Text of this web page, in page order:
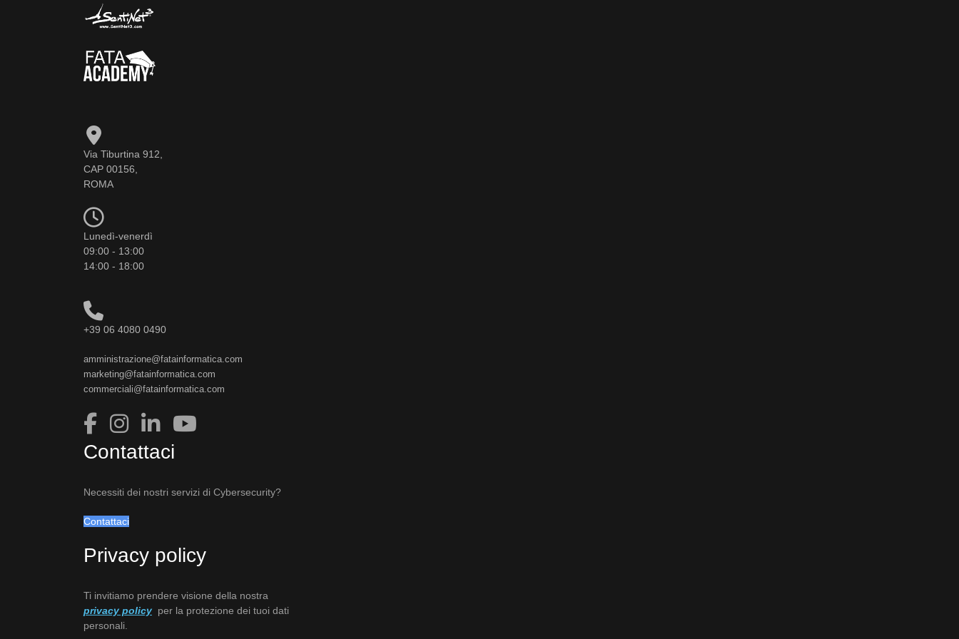
Via Tiburtina 912,
CAP 00156,
ROMA
Lunedì-venerdì
09:00 - 13:00
14:00 - 18:00
+39 06 4080 0490
amministrazione@fatainformatica.com
marketing@fatainformatica.com
commerciali@fatainformatica.com
Contattaci
Necessiti dei nostri servizi di Cybersecurity?
Contattaci
Privacy policy
Ti invitiamo prendere visione della nostra
privacy policy per la protezione dei tuoi dati
personali.